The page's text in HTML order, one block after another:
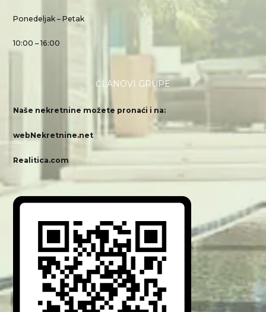
Ponedeljak – Petak
10:00 – 16:00
ČLANOVI GRUPE
Naše nekretnine možete pronaći i na:
webNekretnine.net
Realitica.com